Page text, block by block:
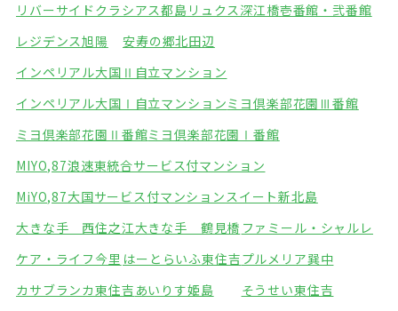
リバーサイドクラシアス都島 リュクス深江橋壱番館・弐番館
レジデンス旭陽
安寿の郷北田辺
インペリアル大国Ⅱ自立マンション
インペリアル大国Ⅰ自立マンションミヨ倶楽部花園Ⅲ番館
ミヨ倶楽部花園Ⅱ番館ミヨ倶楽部花園Ⅰ番館
MIYO,87浪速東統合サービス付マンション
MiYO,87大国サービス付マンションスイート新北島
大きな手 西住之江大きな手 鶴見橋 ファミール・シャルレ
ケア・ライフ今里 はーとらいふ東住吉プルメリア巽中
カサブランカ東住吉 あいりす姫島
そうせい東住吉